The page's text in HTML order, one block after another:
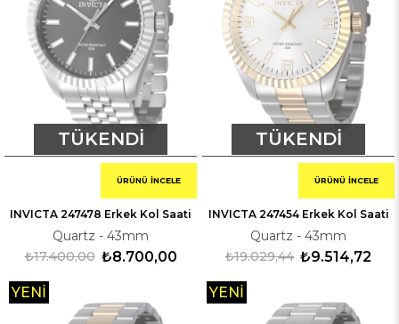
TÜKENDI
INVICTA 247478 Erkek Kol Saati
Quartz - 43mm
₺8.700,00
₺17.400,00
ÜRÜNÜ İNCELE
TÜKENDI
INVICTA 247454 Erkek Kol Saati
Quartz - 43mm
₺9.514,72
₺19.029,44
ÜRÜNÜ İNCELE
YENI
YENI